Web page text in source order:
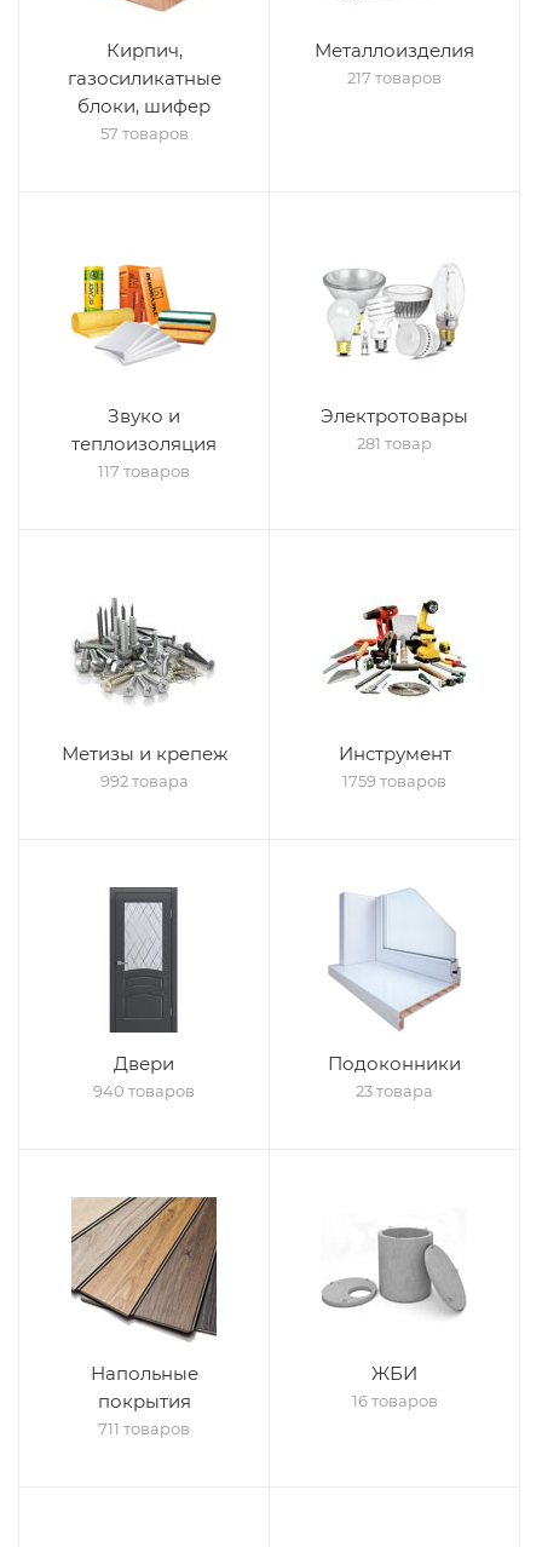
Кирпич,
газосиликатные
блоки, шифер
57 товаров
Металлоизделия
217 товаров
Звуко и
теплоизоляция
117 товаров
Электротовары
281 товар
Метизы и крепеж
992 товара
Инструмент
1759 товаров
Двери
940 товаров
Подоконники
23 товара
Напольные
покрытия
711 товаров
ЖБИ
16 товаров